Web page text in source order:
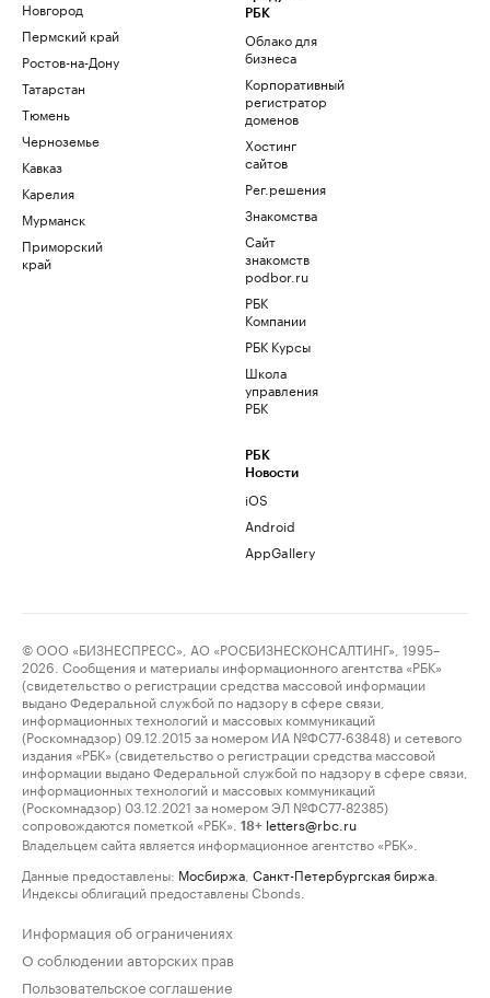
Новгород
Пермский край
Ростов-на-Дону
Татарстан
Тюмень
Черноземье
Кавказ
Карелия
Мурманск
Приморский
край
РБК
Облако для
бизнеса
Корпоративный
регистратор
доменов
Хостинг
сайтов
Рег.решения
Знакомства
Сайт
знакомств
podbor.ru
РБК
Компании
РБК Курсы
Школа
управления
РБК
РБК
Новости
iOS
Android
AppGallery
© ООО «БИЗНЕСПРЕСС», АО «РОСБИЗНЕСКОНСАЛТИНГ», 1995–
2026. Сообщения и материалы информационного агентства «РБК»
(свидетельство о регистрации средства массовой информации
выдано Федеральной службой по надзору в сфере связи,
информационных технологий и массовых коммуникаций
(Роскомнадзор) 09.12.2015 за номером ИА №ФС77-63848) и сетевого
издания «РБК» (свидетельство о регистрации средства массовой
информации выдано Федеральной службой по надзору в сфере связи,
информационных технологий и массовых коммуникаций
(Роскомнадзор) 03.12.2021 за номером ЭЛ №ФС77-82385)
сопровождаются пометкой «РБК».
18+ letters@rbc.ru
Владельцем сайта является информационное агентство «РБК».
Данные предоставлены: Мосбиржа Санкт-Петербургская биржа
Индексы облигаций предоставлены Cbonds.
Информация об ограничениях
О соблюдении авторских прав
Пользовательское соглашение